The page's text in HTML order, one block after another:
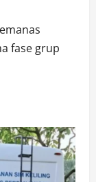
fase grup